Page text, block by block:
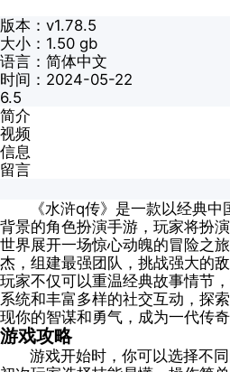
版本：v1.78.5
大小：1.50 gb
语言：简体中文
时间：2024-05-22
6.5
简介
视频
信息
留言
《水浒q传》是一款以经典
背景的角色扮演手游，玩家将扮
世界展开一场惊心动魄的冒险之
杰，组建最强团队，挑战强大的
玩家不仅可以重温经典故事情节
系统和丰富多样的社交互动，探
现你的智谋和勇气，成为一代传奇
游戏攻略
游戏开始时，你可以选择不